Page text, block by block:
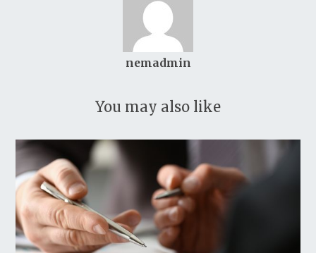
nemadmin
You may also like